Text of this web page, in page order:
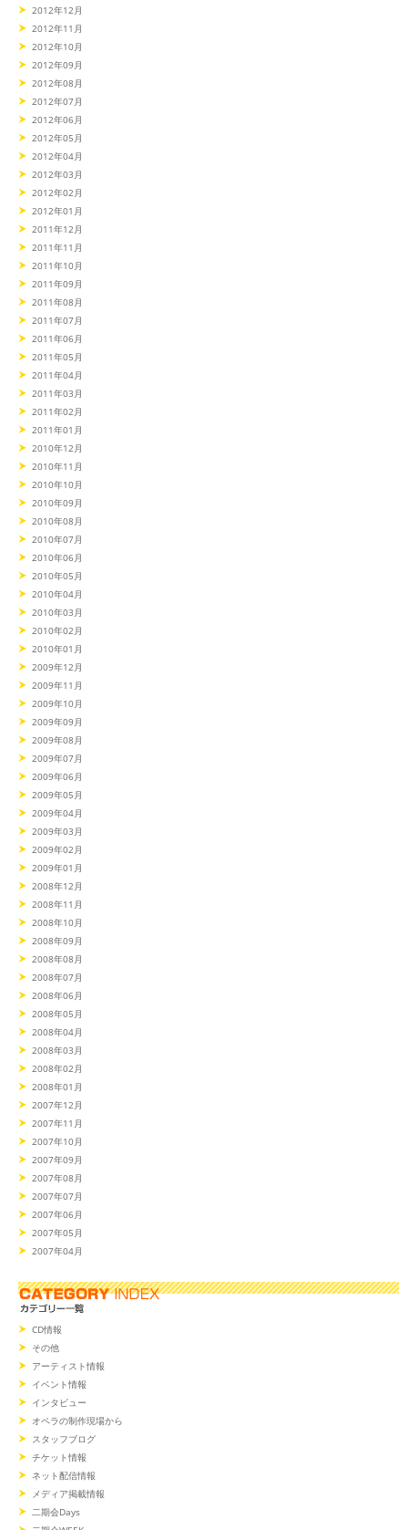
2012年12月
2012年11月
2012年10月
2012年09月
2012年08月
2012年07月
2012年06月
2012年05月
2012年04月
2012年03月
2012年02月
2012年01月
2011年12月
2011年11月
2011年10月
2011年09月
2011年08月
2011年07月
2011年06月
2011年05月
2011年04月
2011年03月
2011年02月
2011年01月
2010年12月
2010年11月
2010年10月
2010年09月
2010年08月
2010年07月
2010年06月
2010年05月
2010年04月
2010年03月
2010年02月
2010年01月
2009年12月
2009年11月
2009年10月
2009年09月
2009年08月
2009年07月
2009年06月
2009年05月
2009年04月
2009年03月
2009年02月
2009年01月
2008年12月
2008年11月
2008年10月
2008年09月
2008年08月
2008年07月
2008年06月
2008年05月
2008年04月
2008年03月
2008年02月
2008年01月
2007年12月
2007年11月
2007年10月
2007年09月
2007年08月
2007年07月
2007年06月
2007年05月
2007年04月
CD情報
その他
アーティスト情報
イベント情報
インタビュー
オペラの制作現場から
スタッフブログ
チケット情報
ネット配信情報
メディア掲載情報
二期会Days